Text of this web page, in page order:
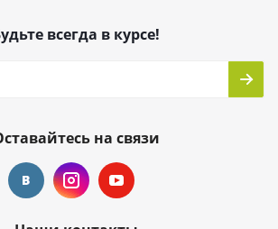
всегда в курсе!
на связи